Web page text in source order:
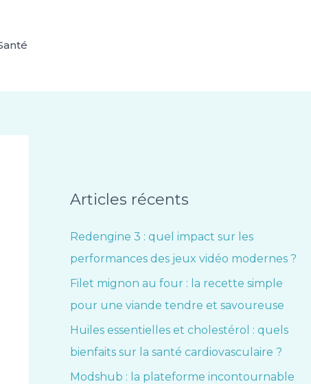
Articles récents
Redengine 3 : quel impact sur les
performances des jeux vidéo modernes ?
Filet mignon au four : la recette simple
pour une viande tendre et savoureuse
Huiles essentielles et cholestérol : quels
bienfaits sur la santé cardiovasculaire ?
Modshub : la plateforme incontournable